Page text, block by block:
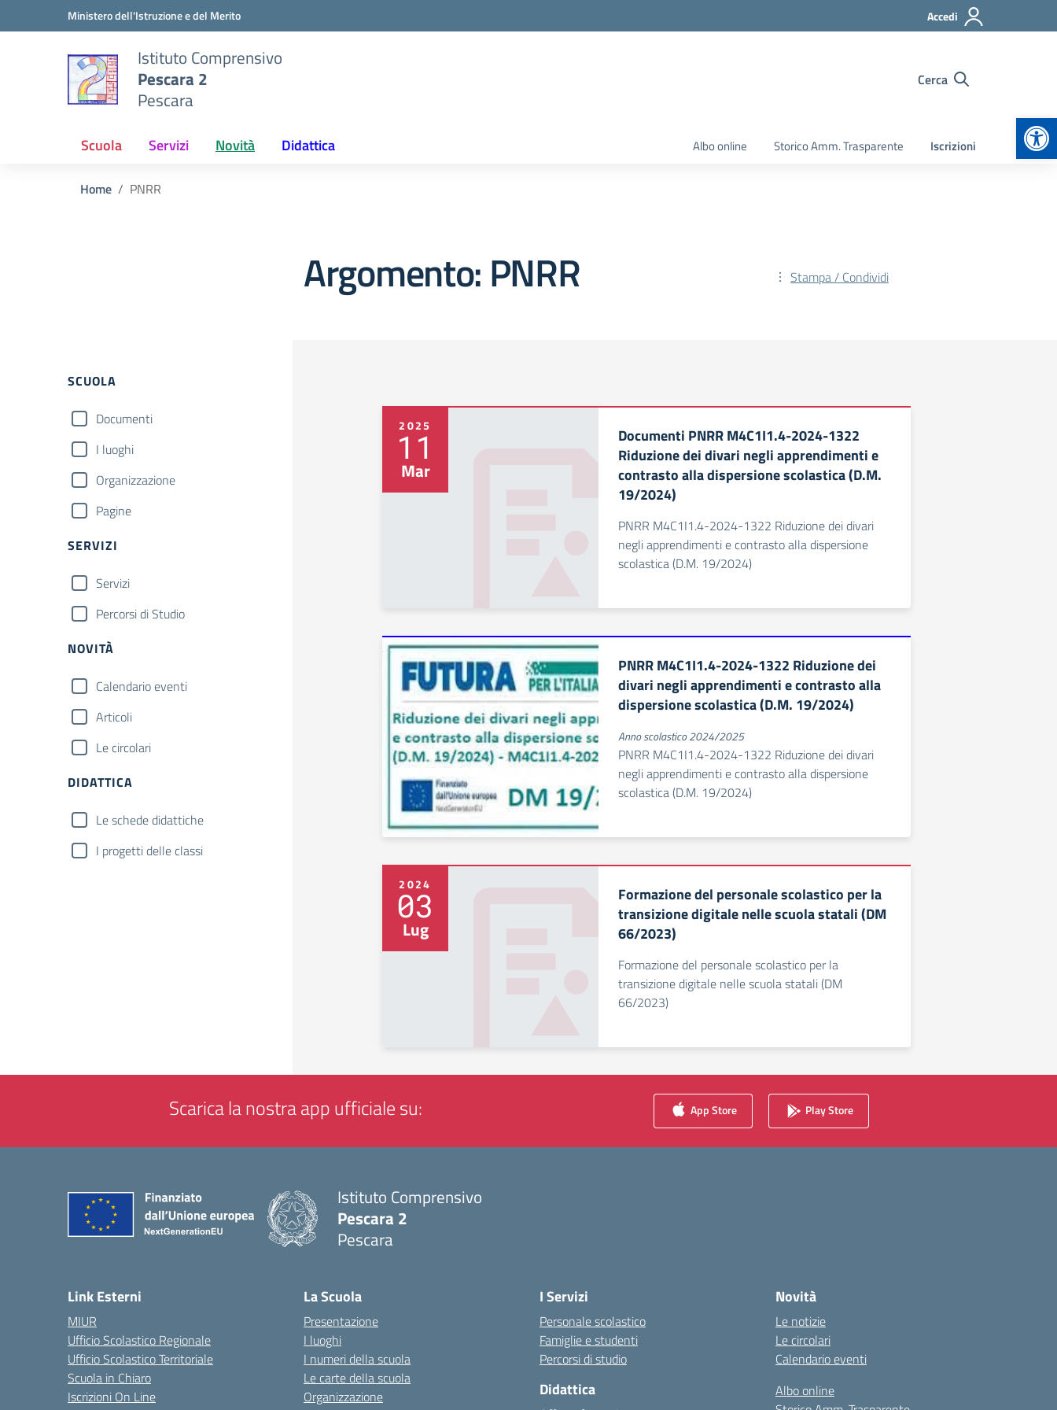
Vai ai contenuti
Vai al menu di navigazioneMinistero dell'Istruzione e del Merito Accedi
Istituto Comprensivo
Pescara 2
Pescara
Cerca
Scuola Servizi Novità Didattica Albo online Storico Amm. Trasparente Iscrizioni
Home PNRR
Argomento: PNRR Stampa / Condividi
Filtri
SCUOLA
Documenti
I luoghi
Organizzazione
Pagine
SERVIZI
Servizi
Percorsi di Studio
NOVITÀ
Calendario eventi
Articoli
Le circolari
DIDATTICA
Le schede didattiche
I progetti delle classi
2025
11
Mar
Documenti PNRR M4C1I1.4-2024-1322
Riduzione dei divari negli apprendimenti e
contrasto alla dispersione scolastica (D.M.
19/2024)
PNRR M4C1I1.4-2024-1322 Riduzione dei divari
negli apprendimenti e contrasto alla dispersione
scolastica (D.M. 19/2024)
PNRR M4C1I1.4-2024-1322 Riduzione dei
divari negli apprendimenti e contrasto alla
dispersione scolastica (D.M. 19/2024)
Anno scolastico 2024/2025
PNRR M4C1I1.4-2024-1322 Riduzione dei divari
negli apprendimenti e contrasto alla dispersione
scolastica (D.M. 19/2024)
2024
03
Lug
Formazione del personale scolastico per la
transizione digitale nelle scuola statali (DM
66/2023)
Formazione del personale scolastico per la
transizione digitale nelle scuola statali (DM
66/2023)
Scarica la nostra app ufficiale su: App Store Play Store
Istituto Comprensivo
Pescara 2
Pescara
Link Esterni
MIUR
Ufficio Scolastico Regionale
Ufficio Scolastico Territoriale
Scuola in Chiaro
Iscrizioni On Line
La Scuola
Presentazione
I luoghi
I numeri della scuola
Le carte della scuola
Organizzazione
I Servizi
Personale scolastico
Famiglie e studenti
Percorsi di studio
Didattica
Novità
Le notizie
Le circolari
Calendario eventi
Albo online